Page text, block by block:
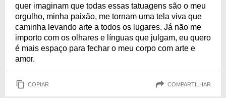
quer imaginam que todas essas tatuagens são o meu
orgulho, minha paixão, me tornam uma tela viva que
caminha levando arte a todos os lugares. Já não me
importo com os olhares e línguas que julgam, eu quero
é mais espaço para fechar o meu corpo com arte e
amor.
COPIAR COMPARTILHAR